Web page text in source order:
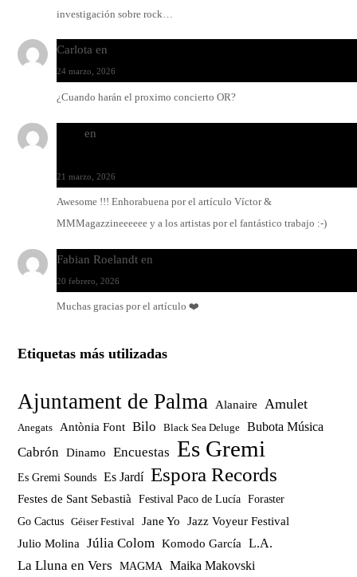
investigación sobre rock…
Carlota en
24 marzo, 2026
¿Cuando harán el proximo concierto OR?
en
21 marzo, 2026
Awesome !!! Enhorabuena por el artículo Víctor &
MMMagazzineeeeee y a los artistas por el fantástico trabajo :-)
Fabian Roelandt en
20 febrero, 2026
Muchas gracias por el artículo ❤️
Etiquetas más utilizadas
Ajuntament de Palma Alanaire Amulet
Anegats Antònia Font Bilo Black Sea Deluge Bubota Música
Cabrón Dinamo Encuestas Es Gremi
Es Gremi Sounds Es Jardí Espora Records
Festes de Sant Sebastià Festival Paco de Lucía Foraster
Go Cactus Géiser Festival Jane Yo
Jazz Voyeur Festival
Julio Molina
Júlia Colom Komodo García L.A.
La Lluna en Vers MAGMA Maika Makovski